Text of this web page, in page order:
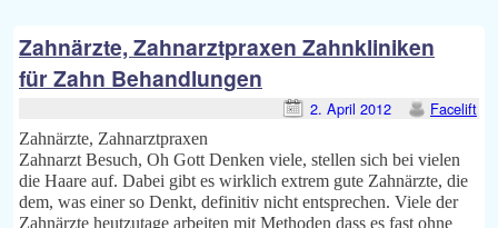
Zahnärzte, Zahnarztpraxen Zahnkliniken
für Zahn Behandlungen
2. April 2012 Facelift
Zahnärzte, Zahnarztpraxen
Zahnarzt Besuch, Oh Gott Denken viele, stellen sich bei vielen
die Haare auf. Dabei gibt es wirklich extrem gute Zahnärzte, die
dem, was einer so Denkt, definitiv nicht entsprechen. Viele der
Zahnärzte heutzutage arbeiten mit Methoden dass es fast ohne